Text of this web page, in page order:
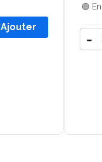
Ajouter
🟢
-